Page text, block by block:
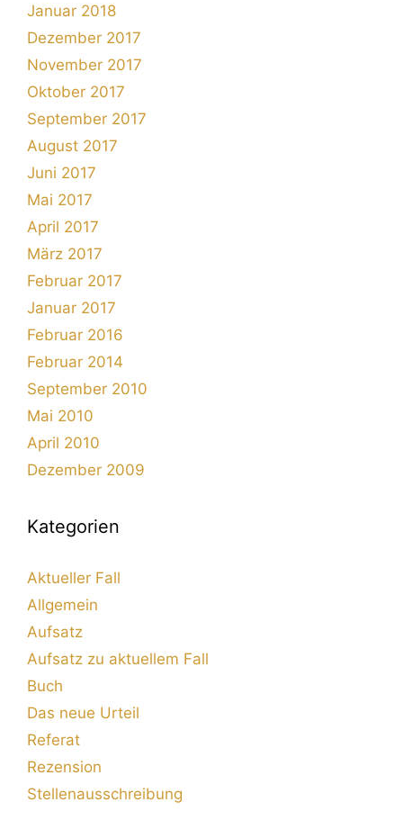
Januar 2018
Dezember 2017
November 2017
Oktober 2017
September 2017
August 2017
Juni 2017
Mai 2017
April 2017
März 2017
Februar 2017
Januar 2017
Februar 2016
Februar 2014
September 2010
Mai 2010
April 2010
Dezember 2009
Kategorien
Aktueller Fall
Allgemein
Aufsatz
Aufsatz zu aktuellem Fall
Buch
Das neue Urteil
Referat
Rezension
Stellenausschreibung